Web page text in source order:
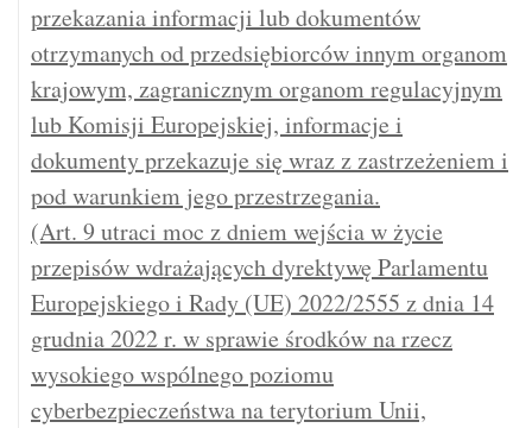
przekazania informacji lub dokumentów
otrzymanych od przedsiębiorców innym organom
krajowym, zagranicznym organom regulacyjnym
lub Komisji Europejskiej, informacje i
dokumenty przekazuje się wraz z zastrzeżeniem i
pod warunkiem jego przestrzegania.
(Art. 9 utraci moc z dniem wejścia w życie
przepisów wdrażających dyrektywę Parlamentu
Europejskiego i Rady (UE) 2022/2555 z dnia 14
grudnia 2022 r. w sprawie środków na rzecz
wysokiego wspólnego poziomu
cyberbezpieczeństwa na terytorium Unii,